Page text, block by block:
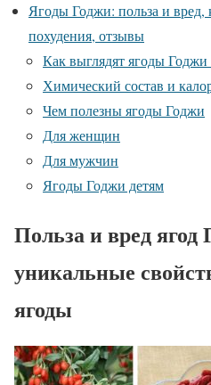
Ягоды Годжи: польза и вред,
похудения, отзывы
Как выглядят ягоды Годжи
Химический состав и
Чем полезны ягоды Годжи
Для женщин
Для мужчин
Ягоды Годжи детям
Польза и вред ягод
уникальные
ягоды